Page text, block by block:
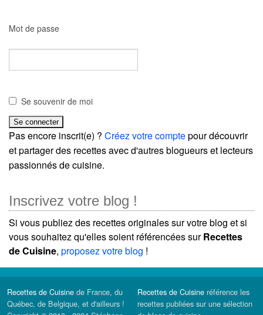
Mot de passe
Se souvenir de moi
Pas encore inscrit(e) ? Créez votre comptepour découvrir
et partager des recettes avec d'autres blogueurs et lecteurs
passionnés de cuisine.
Inscrivez votre blog !
Si vous publiez des recettes originales sur votre blog et si
vous souhaitez qu'elles soient référencées surRecettes
de Cuisine, proposez votre blog !
Recettes de Cuisine de France, du
Québec, de Belgique, et d'ailleurs !
Recettes de Cuisine référence les
recettes publiées sur une sélection